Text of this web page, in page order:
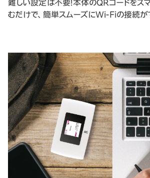
難しい設定は不要！本体のQRコードをス
むだけで、簡単スムーズにWi-Fiの接続が